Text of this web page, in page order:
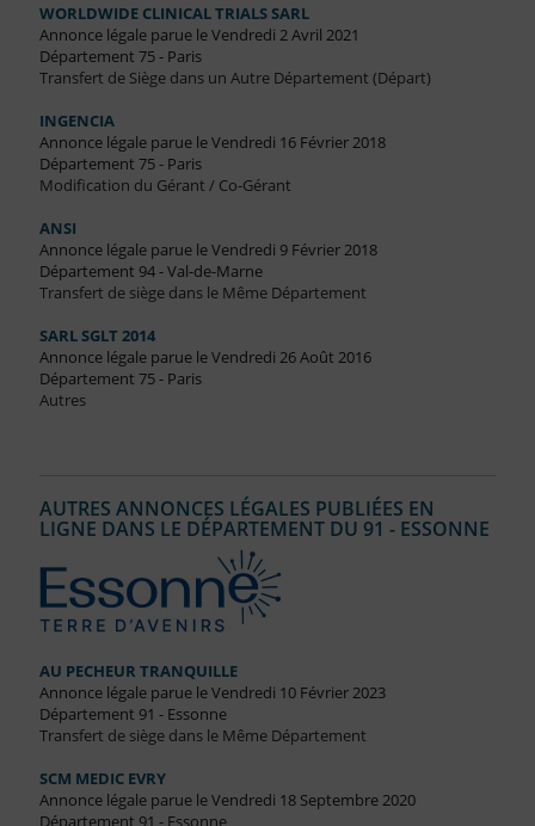
WORLDWIDE CLINICAL TRIALS SARL
Annonce légale parue le Vendredi 2 Avril 2021
Département 75 - Paris
Transfert de Siège dans un Autre Département (Départ)
INGENCIA
Annonce légale parue le Vendredi 16 Février 2018
Département 75 - Paris
Modification du Gérant / Co-Gérant
ANSI
Annonce légale parue le Vendredi 9 Février 2018
Département 94 - Val-de-Marne
Transfert de siège dans le Même Département
SARL SGLT 2014
Annonce légale parue le Vendredi 26 Août 2016
Département 75 - Paris
Autres
AUTRES ANNONCES LÉGALES PUBLIÉES EN
LIGNE DANS LE DÉPARTEMENT DU 91 - ESSONNE
AU PECHEUR TRANQUILLE
Annonce légale parue le Vendredi 10 Février 2023
Département 91 - Essonne
Transfert de siège dans le Même Département
SCM MEDIC EVRY
Annonce légale parue le Vendredi 18 Septembre 2020
Département 91 - Essonne